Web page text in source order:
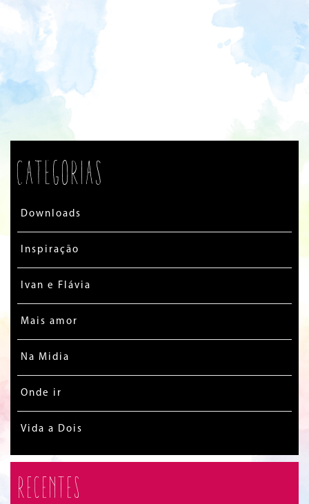
Categorias
Downloads
Inspiração
Ivan e Flávia
Mais amor
Na Midia
Onde ir
Vida a Dois
Recentes